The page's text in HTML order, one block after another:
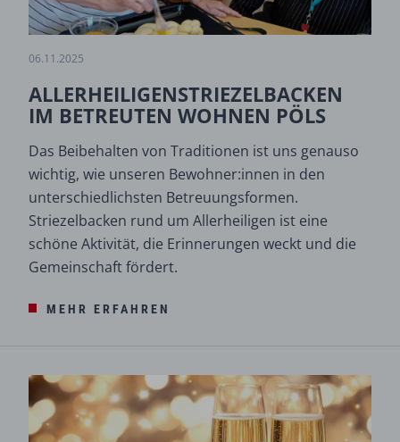
06.11.2025
ALLERHEILIGENSTRIEZELBACKEN
IM BETREUTEN WOHNEN PÖLS
Das Beibehalten von Traditionen ist uns genauso
wichtig, wie unseren Bewohner:innen in den
unterschiedlichsten Betreuungsformen.
Striezelbacken rund um Allerheiligen ist eine
schöne Aktivität, die Erinnerungen weckt und die
Gemeinschaft fördert.
MEHR ERFAHREN